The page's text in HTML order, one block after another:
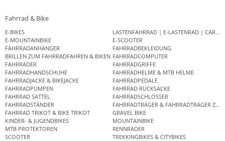
Fahrrad & Bike
E-BIKES
LASTENFAHRRAD | E-LASTENRAD |
E-MOUNTAINBIKE
E-SCOOTER
FAHRRADANHÄNGER
FAHRRADBEKLEIDUNG
BRILLEN ZUM FAHRRADFAHREN & BIKEN FAHRRADCOMPUTER
FAHRRÄDER
FAHRRADGRIFFE
FAHRRADHANDSCHUHE
FAHRRADHELME & MTB HELME
FAHRRADJACKE & BIKEJACKE
FAHRRADPEDALE
FAHRRADPUMPEN
FAHRRAD RUCKSÄCKE
FAHRRAD SATTEL
FAHRRADSCHLÖSSER
FAHRRADSTÄNDER
FAHRRADTRÄGER & FAHRRADTRÄGER
FAHRRAD TRIKOT & BIKE TRIKOT
GRAVEL BIKE
KINDER- & JUGENDBIKES
MOUNTAINBIKE
MTB PROTEKTOREN
RENNRÄDER
SCOOTER
TREKKINGBIKES & CITYBIKES